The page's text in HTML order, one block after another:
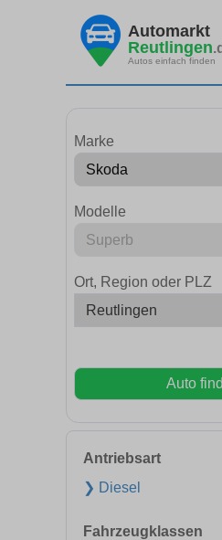
Automarkt
Reutlingen
Autos einfach finden
Marke
Modelle
Ort, Region oder PLZ
Auto
Antriebsart
❯ Diesel
Fahrzeugklassen